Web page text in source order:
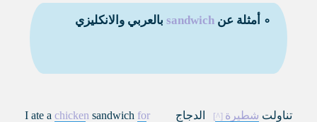
∘ أمثلة عنsandwich بالعربي والانكليزي
تناولت شطيرة
الدجاج
I ate a chicken sandwich for